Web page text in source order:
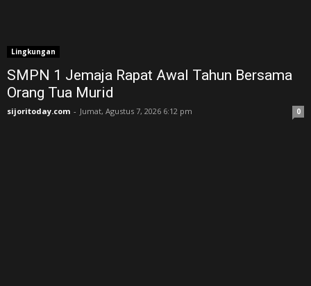
Lingkungan
SMPN 1 Jemaja Rapat Awal Tahun Bersama
Orang Tua Murid ‎
sijoritoday.com - Jumat, Agustus 7, 2026 6:12 pm 0